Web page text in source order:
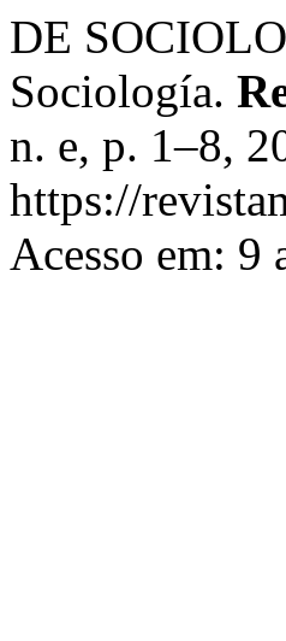
DE
Sociología.
n. e, p. 1–8,
https://
Acesso em: 9